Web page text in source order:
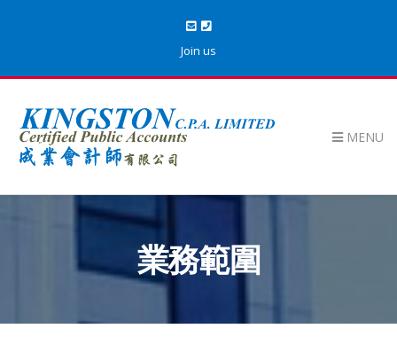
Join us
MENU
業務範圍